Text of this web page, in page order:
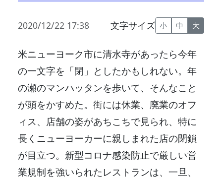
2020/12/22 17:38 文字サイズ 小 中 大
米ニューヨーク市に清水寺があったら今年
の一文字を「閉」としたかもしれない。年
の瀬のマンハッタンを歩いて、そんなこと
が頭をかすめた。街には休業、廃業のオフ
ィス、店舗の姿があちこちで見られ、特に
長くニューヨーカーに親しまれた店の閉鎖
が目立つ。新型コロナ感染防止で厳しい営
業規制を強いられたレストランは、一旦、